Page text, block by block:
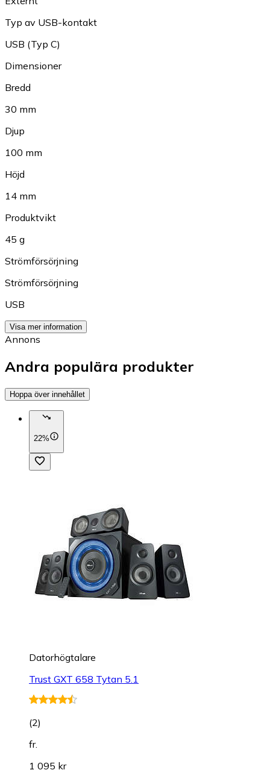
Typ av USB-kontakt
USB (Typ C)
Dimensioner
Bredd
30 mm
Djup
100 mm
Höjd
14 mm
Produktvikt
45 g
Strömförsörjning
Strömförsörjning
USB
Visa mer information
Annons
Andra populära produkter
Hoppa över innehållet
22%
Datorhögtalare
Trust GXT 658 Tytan 5.1
(2)
fr.
1 095 kr